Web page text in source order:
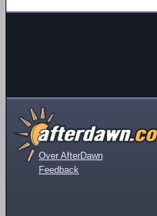
Over AfterDawn
Feedback